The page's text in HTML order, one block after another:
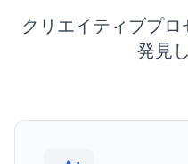
クリエイティブプ
発見